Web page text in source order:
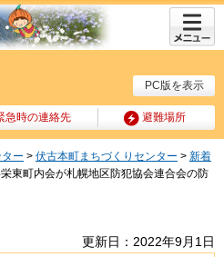
PC版を表示
急時の連絡先 避難場所
メニュ
ー
ー > 伏古本町まちづくりセンター > 新着
東町内会が札幌地区防犯協会連合会の防
更新日：2022年9月1日